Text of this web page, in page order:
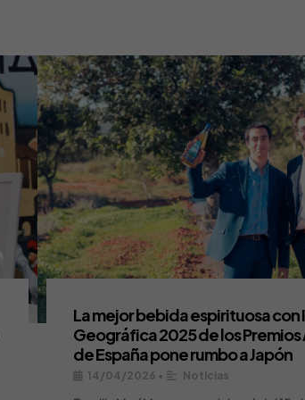
La mejor bebida espirituosa
Geográfica 2025 de los
de España pone rumbo a Japón
14/04/2026 • Noticias